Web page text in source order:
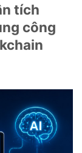
tích
công